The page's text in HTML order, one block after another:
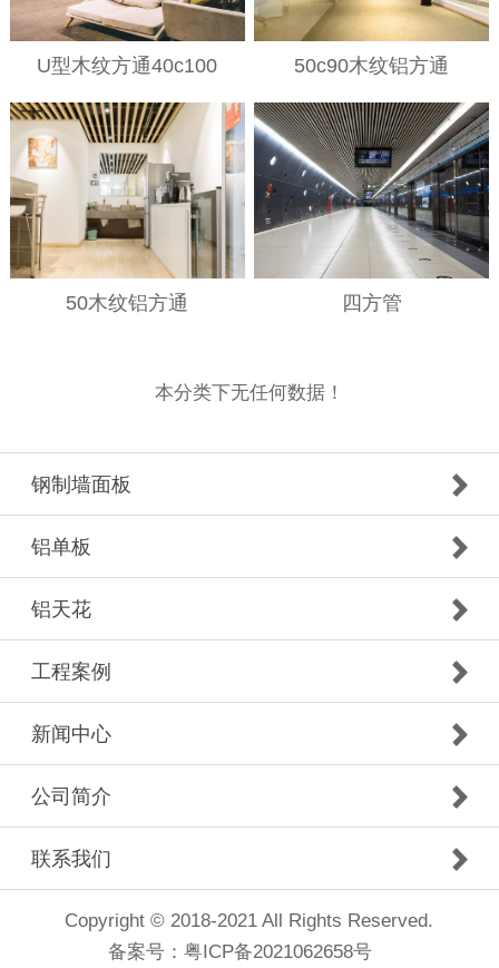
U型木纹方通40c100 50c90木纹铝方通
50木纹铝方通 四方管
本分类下无任何数据！
钢制墙面板
铝单板
铝天花
工程案例
新闻中心
公司简介
联系我们
Copyright © 2018-2021 All Rights Reserved.
备案号： 粤ICP备2021062658号